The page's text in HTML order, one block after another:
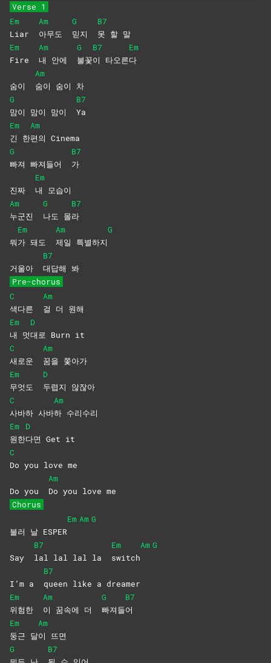
Verse 1
Em
Liar
Am
아무도
G
믿지
B7
못 할 말
Em
Fire
Am
내 안에
G
불꽃
B7
이 타오른
Em
다
숨이
Am
숨이 숨이 차
G
맘이 맘이 맘이
B7
Ya
Em
긴 한
Am
편의 Cinema
G
빠져 빠져들어
B7
가
진짜
Em
내 모습이
Am
누군진
G
나도 몰
B7
라
뭐
Em
가 돼도
Am
제일 특별하지
G
거울아
B7
대답해 봐
Pre-chorus
C
색다른
Am
걸 더 원해
Em
내 멋
D
대로 Burn it
C
새로운
Am
꿈을 쫓아가
Em
무엇도
D
두렵지 않잖아
C
사바하 사바
Am
하 수리수리
Em
원한
D
다면 Get it
C
Do you love me
Do you
Am
Do you love me
Chorus
불러 날 ESPER
Em Am G
Say
B7
lal lal lal la
Em
switch
Am G
I’m a
B7
queen like a dreamer
Em
위험한
Am
이 꿈속에 더
G
빠져들
B7
어
Em
둥근 달
Am
이 뜨면
G
B7